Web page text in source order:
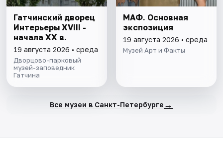
Гатчинский дворец
Интерьеры ХVIII -
начала ХХ в.
19 августа 2026 • среда
Дворцово-парковый
музей-заповедник
Гатчина
МАФ. Основная
экспозиция
19 августа 2026 • среда
Музей Арт и Факты
Все музеи в Санкт-Петербурге →